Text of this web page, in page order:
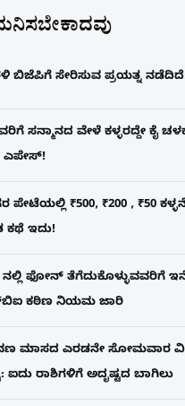
ಬಿಜೆಪಿಗೆ ಸೇರಿಸುವ ಪ್ರಯತ್ನ ನಡೆದಿದೆ:
ಸನ್ಮಾನದ ವೇಳೆ ಕಳ್ಳರದ್ದೇ ಕೈ
ಎಪೇಸ್!
ಪೇಟೆಯಲ್ಲಿ ₹500, ₹200 , ₹50
ಕಥೆ ಇದು!
ನಲ್ಲಿ ಫೋನ್​ ತೆಗೆದುಕೊಳ್ಳುವವರಿಗೆ
ಕಠಿಣ ನಿಯಮ ಜಾರಿ
ಮಾಸದ ಎರಡನೇ ಸೋಮವಾರ
ಐದು ರಾಶಿಗಳಿಗೆ ಅದೃಷ್ಟದ ಬಾಗಿಲು